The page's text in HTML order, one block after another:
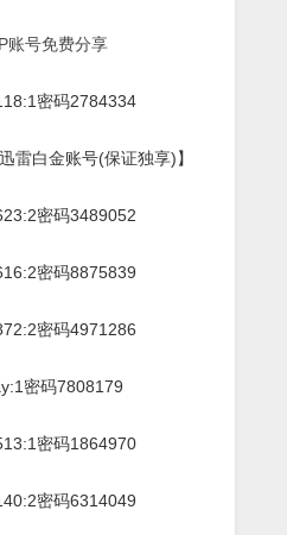
密码2784334
雷白金账号(保证独享)】
密码3489052
密码8875839
密码4971286
密码7808179
密码1864970
密码6314049